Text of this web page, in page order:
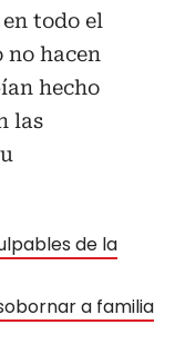
todo el
no hacen
hecho
las
de la
a familia